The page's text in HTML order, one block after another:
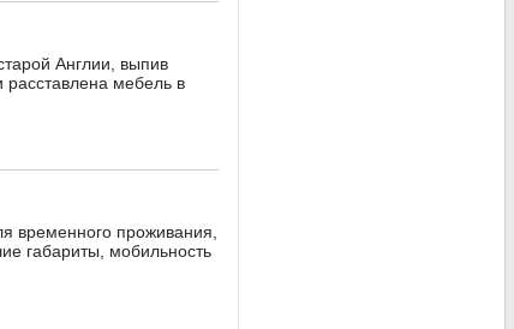
Англии, выпив
расставлена мебель в
временного проживания,
габариты, мобильность